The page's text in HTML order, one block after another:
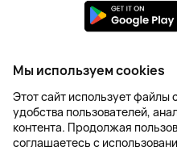
2023-2026 ©
Правила
Создание
Мы используем cookies
Этот сайт использует файлы
удобства пользователей,
контента. Продолжая
соглашаетесь с